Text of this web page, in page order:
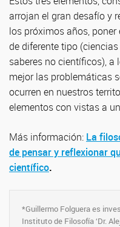
arrojan el gran desafío y
los próximos años,
de diferente tipo
saberes no científicos), a
mejor las problemáticas
ocurren en nuestros
elementos con vistas a
Más información: La
de pensar y reflexionar
científico.
*Guillermo Folguera es
Instituto de Filosofía ‘Dr.